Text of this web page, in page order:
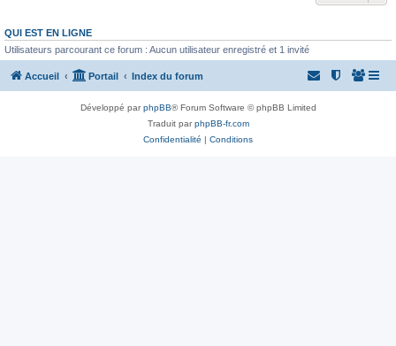
QUI EST EN LIGNE
Utilisateurs parcourant ce forum : Aucun utilisateur enregistré et 1 invité
Accueil Portail Index du forum
Développé parphpBB® Forum Software © phpBB Limited
Traduit parphpBB-fr.com
Confidentialité | Conditions